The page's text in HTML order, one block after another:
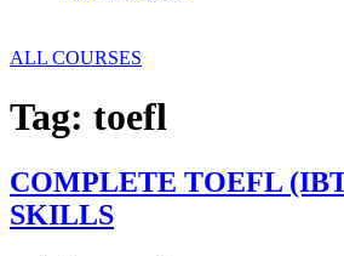
ALL COURSES
Tag: toefl
COMPLETE TOEFL
SKILLS